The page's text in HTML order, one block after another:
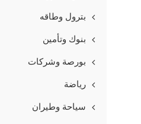
بترول وطاقه
بنوك وتأمين
بورصة وشركات
رياضة
سياحة وطيران